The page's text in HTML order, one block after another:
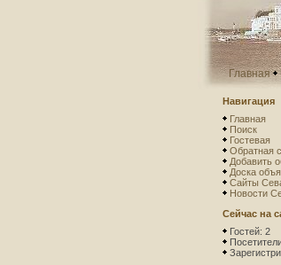
Главная
Навигация
Главная
Поиск
Гостевая
Обратная
Добавить
Доска
Сайты
Новости
Сейчас на
Гостей: 2